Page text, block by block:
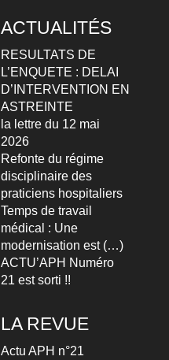
ACTUALITÉS
RESULTATS DE
L’ENQUETE : DELAI
D’INTERVENTION EN
ASTREINTE
la lettre du 12 mai
2026
Refonte du régime
disciplinaire des
praticiens hospitaliers
Temps de travail
médical : Une
modernisation est (…)
ACTU’APH Numéro
21 est sorti !!
LA REVUE
Actu APH n°21